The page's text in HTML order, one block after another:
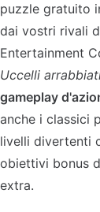
puzzle gratuito
dai vostri rivali
Entertainment
Uccelli
gameplay
anche i classici
livelli divertenti
obiettivi bonus
extra.